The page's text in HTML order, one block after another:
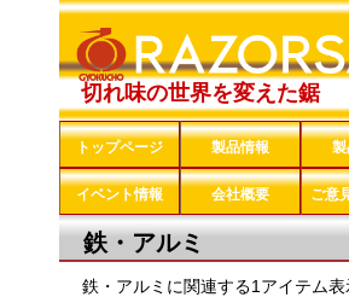
切れ味の世界を変えた鋸
トップページ 製品情報 製
イベント情報 会社概要 ご意
鉄・アルミ
鉄・アルミに関連する1アイテム表